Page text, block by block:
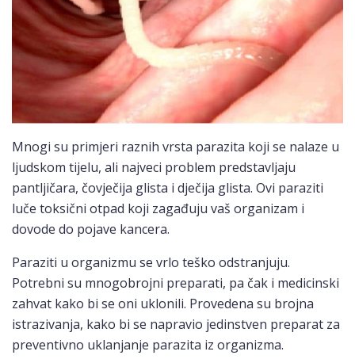
Mnogi su primjeri raznih vrsta parazita koji se nalaze u
ljudskom tijelu, ali najveci problem predstavljaju
pantljičara, čovječija glista i dječija glista. Ovi paraziti
luče toksični otpad koji zagađuju vaš organizam i
dovode do pojave kancera.
Paraziti u organizmu se vrlo teško odstranjuju.
Potrebni su mnogobrojni preparati, pa čak i medicinski
zahvat kako bi se oni uklonili. Provedena su brojna
istrazivanja, kako bi se napravio jedinstven preparat za
preventivno uklanjanje parazita iz organizma.